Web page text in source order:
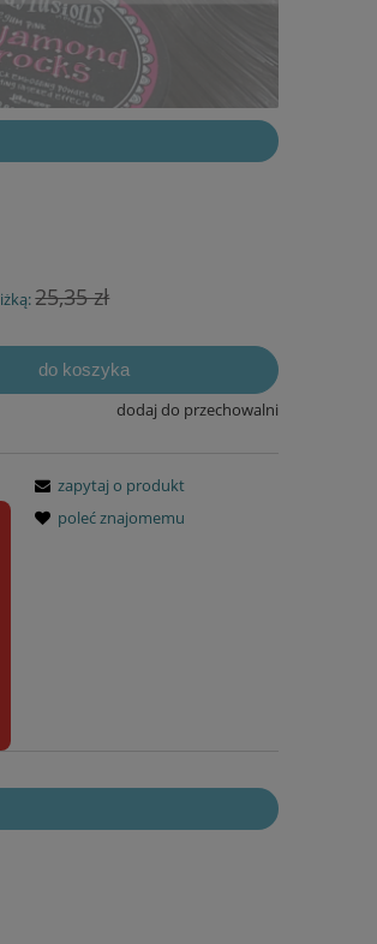
25,35 zł
do koszyka
dodaj do przechowalni
zapytaj o produkt
poleć znajomemu